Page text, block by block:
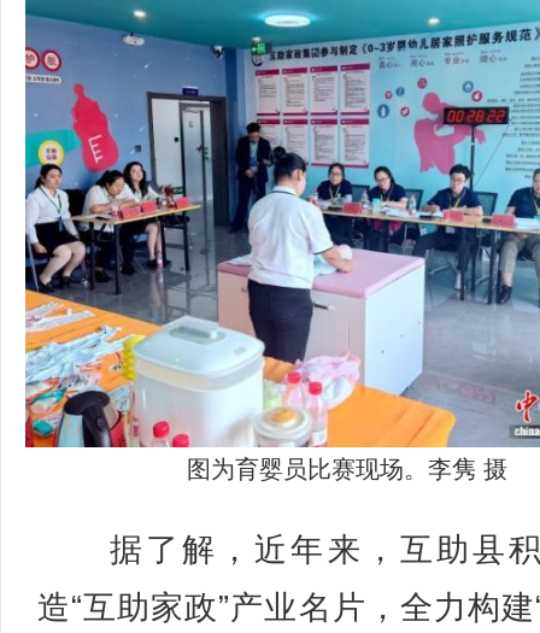
图为育婴员比赛现场。李隽 摄
据了解，近年来，互助县
造“互助家政”产业名片，全力构建